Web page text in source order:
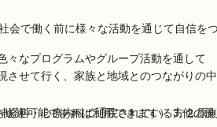
々なプログラムやグループ活動を通して
させて行く、家族と地域とのつながりの中